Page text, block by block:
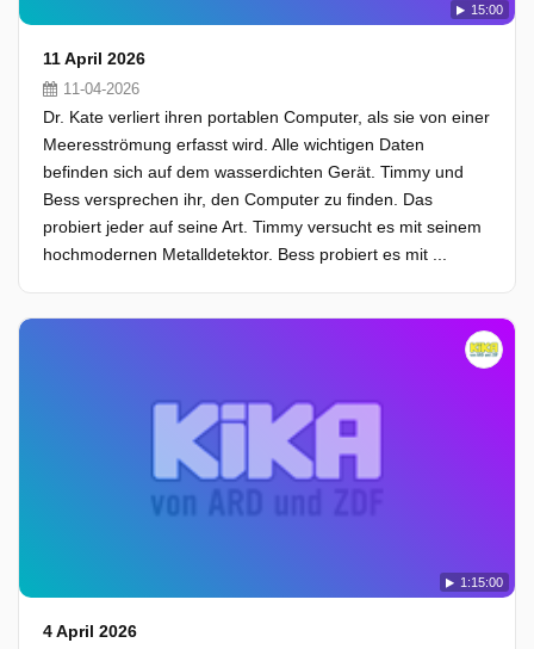
15:00
11 April 2026
11-04-2026
Dr. Kate verliert ihren portablen Computer, als sie von einer
Meeresströmung erfasst wird. Alle wichtigen Daten
befinden sich auf dem wasserdichten Gerät. Timmy und
Bess versprechen ihr, den Computer zu finden. Das
probiert jeder auf seine Art. Timmy versucht es mit seinem
hochmodernen Metalldetektor. Bess probiert es mit ...
1:15:00
4 April 2026